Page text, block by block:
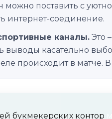
можно поставить с
интернет-соединение.
каналы. Это
выводы касательно
происходит в
букмекерских контор